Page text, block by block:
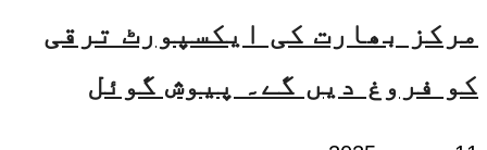
مرکز بھارت کی ایکسپورٹ ترقی
کو فروغ دیں گے۔ پیوش گوئل